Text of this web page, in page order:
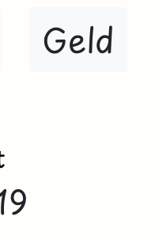
Geld